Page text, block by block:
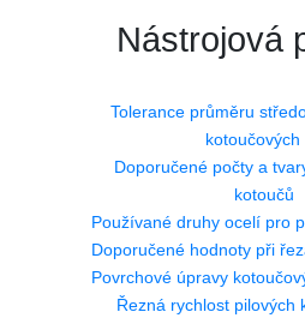
Nástrojová
Tolerance průměru
kotoučových
Doporučené počty a
kotoučů
Používané druhy ocelí pro
Doporučené hodnoty při
Povrchové úpravy
Řezná rychlost pilových